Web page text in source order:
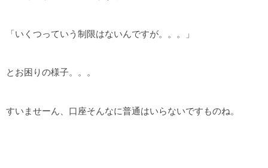
「いくつっていう制限はないんですが。。。」
とお困りの様子。。。
すいませーん、口座そんなに普通はいらないですものね。